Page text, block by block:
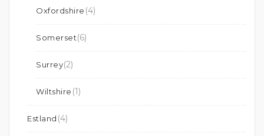
Oxfordshire (4)
Somerset(6)
Surrey(2)
Wiltshire (1)
Estland (4)